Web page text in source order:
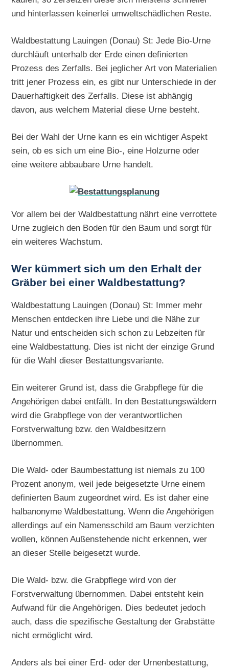
und hinterlassen keinerlei umweltschädlichen Reste.
Waldbestattung Lauingen (Donau) St: Jede Bio-Urne
durchläuft unterhalb der Erde einen definierten
Prozess des Zerfalls. Bei jeglicher Art von Materialien
tritt jener Prozess ein, es gibt nur Unterschiede in der
Dauerhaftigkeit des Zerfalls. Diese ist abhängig
davon, aus welchem Material diese Urne besteht.
Bei der Wahl der Urne kann es ein wichtiger Aspekt
sein, ob es sich um eine Bio-, eine Holzurne oder
eine weitere abbaubare Urne handelt.
Vor allem bei der Waldbestattung nährt eine verrottete
Urne zugleich den Boden für den Baum und sorgt für
ein weiteres Wachstum.
Wer kümmert sich um den Erhalt der
Gräber bei einer Waldbestattung?
Waldbestattung Lauingen (Donau) St: Immer mehr
Menschen entdecken ihre Liebe und die Nähe zur
Natur und entscheiden sich schon zu Lebzeiten für
eine Waldbestattung. Dies ist nicht der einzige Grund
für die Wahl dieser Bestattungsvariante.
Ein weiterer Grund ist, dass die Grabpflege für die
Angehörigen dabei entfällt. In den Bestattungswäldern
wird die Grabpflege von der verantwortlichen
Forstverwaltung bzw. den Waldbesitzern
übernommen.
Die Wald- oder Baumbestattung ist niemals zu 100
Prozent anonym, weil jede beigesetzte Urne einem
definierten Baum zugeordnet wird. Es ist daher eine
halbanonyme Waldbestattung. Wenn die Angehörigen
allerdings auf ein Namensschild am Baum verzichten
wollen, können Außenstehende nicht erkennen, wer
an dieser Stelle beigesetzt wurde.
Die Wald- bzw. die Grabpflege wird von der
Forstverwaltung übernommen. Dabei entsteht kein
Aufwand für die Angehörigen. Dies bedeutet jedoch
auch, dass die spezifische Gestaltung der Grabstätte
nicht ermöglicht wird.
Anders als bei einer Erd- oder der Urnenbestattung,